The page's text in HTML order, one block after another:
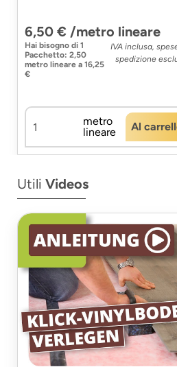
6,50 € /metro lineare
Hai bisogno di 1
Pacchetto: 2,50
metro lineare a 16,25
€
IVA inclusa,
spedizione
metro
lineare
Al
Utili Videos